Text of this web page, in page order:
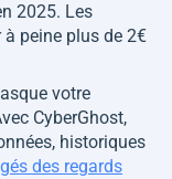
2025. Les
peine plus de 2€
votre
CyberGhost,
historiques
des regards